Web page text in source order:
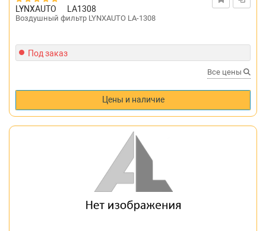
LYNXAUTO LA1308
Воздушный фильтр LYNXAUTO LA-1308
Под заказ
Все цены
Цены и наличие